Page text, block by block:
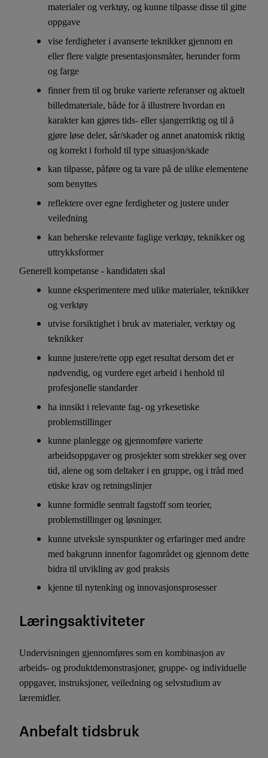
materialer og verktøy, og kunne tilpasse disse til gitte
oppgave
vise ferdigheter i avanserte teknikker gjennom en
eller flere valgte presentasjonsmåter, herunder form
og farge
finner frem til og bruke varierte referanser og aktuelt
billedmateriale, både for å illustrere hvordan en
karakter kan gjøres tids- eller sjangerriktig og til å
gjøre løse deler, sår/skader og annet anatomisk riktig
og korrekt i forhold til type situasjon/skade
kan tilpasse, påføre og ta vare på de ulike elementene
som benyttes
reflektere over egne ferdigheter og justere under
veiledning
kan beherske relevante faglige verktøy, teknikker og
uttrykksformer
Generell kompetanse - kandidaten skal
kunne eksperimentere med ulike materialer, teknikker
og verktøy
utvise forsiktighet i bruk av materialer, verktøy og
teknikker
kunne justere/rette opp eget resultat dersom det er
nødvendig, og vurdere eget arbeid i henhold til
profesjonelle standarder
ha innsikt i relevante fag- og yrkesetiske
problemstillinger
kunne planlegge og gjennomføre varierte
arbeidsoppgaver og prosjekter som strekker seg over
tid, alene og som deltaker i en gruppe, og i tråd med
etiske krav og retningslinjer
kunne formidle sentralt fagstoff som teorier,
problemstillinger og løsninger.
kunne utveksle synspunkter og erfaringer med andre
med bakgrunn innenfor fagområdet og gjennom dette
bidra til utvikling av god praksis
kjenne til nytenking og innovasjonsprosesser
Læringsaktiviteter
Undervisningen gjennomføres som en kombinasjon av
arbeids- og produktdemonstrasjoner, gruppe- og individuelle
oppgaver, instruksjoner, veiledning og selvstudium av
læremidler.
Anbefalt tidsbruk